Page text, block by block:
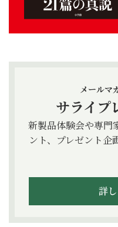
メールマ
サライプ
新製品体験会や専門
ント、プレゼント企
詳